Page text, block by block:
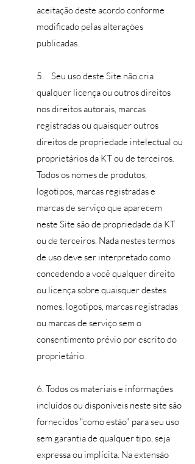
aceitação deste acordo conforme
modificado pelas alterações
publicadas.
5. Seu uso deste Site não cria
qualquer licença ou outros direitos
nos direitos autorais, marcas
registradas ou quaisquer outros
direitos de propriedade intelectual ou
proprietários da KT ou de terceiros.
Todos os nomes de produtos,
logotipos, marcas registradas e
marcas de serviço que aparecem
neste Site são de propriedade da KT
ou de terceiros. Nada nestes termos
de uso deve ser interpretado como
concedendo a você qualquer direito
ou licença sobre quaisquer destes
nomes, logotipos, marcas registradas
ou marcas de serviço sem o
consentimento prévio por escrito do
proprietário.
6. Todos os materiais e informações
incluídos ou disponíveis neste site são
fornecidos "como estão" para seu uso
sem garantia de qualquer tipo, seja
expressa ou implícita. Na extensão